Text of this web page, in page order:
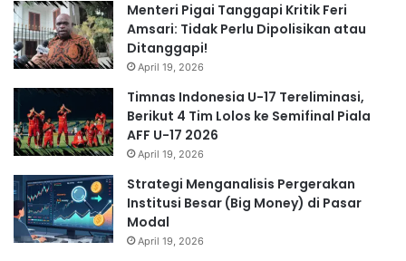
Menteri Pigai Tanggapi Kritik Feri
Amsari: Tidak Perlu Dipolisikan atau
Ditanggapi!
April 19, 2026
Timnas Indonesia U-17 Tereliminasi,
Berikut 4 Tim Lolos ke Semifinal Piala
AFF U-17 2026
April 19, 2026
Strategi Menganalisis Pergerakan
Institusi Besar (Big Money) di Pasar
Modal
April 19, 2026